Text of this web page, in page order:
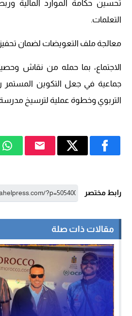
تحسين حكامة الموارد المالية
التعلمات.
معالجة ملف التعويضات لضمان تحفيز
الاجتماع، بما حمله من نقاش
جماعية في جعل التكوين المستمر
التربوي وخطوة عملية لترسيخ
رابط مختصر
مقالات ذات صلة